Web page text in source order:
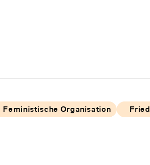
Feministische Organisation